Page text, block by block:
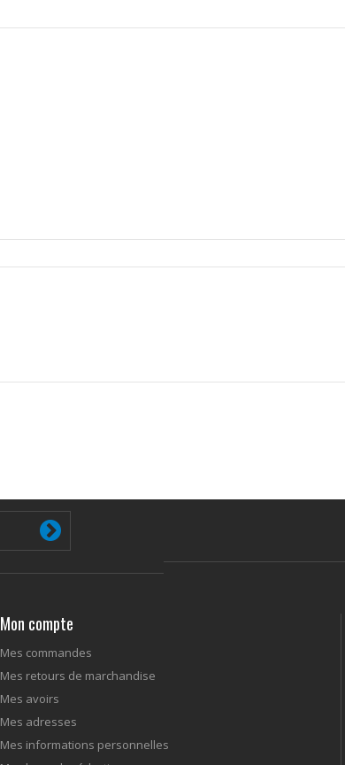
Mon compte
Mes commandes
Mes retours de marchandise
Mes avoirs
Mes adresses
Mes informations personnelles